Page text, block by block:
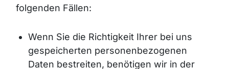
folgenden Fällen:
Wenn Sie die Richtigkeit Ihrer bei uns
gespeicherten personenbezogenen
Daten bestreiten, benötigen wir in der